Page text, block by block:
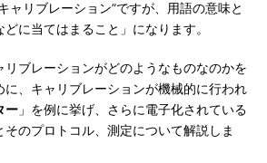
ャリブレーション”ですが、用語の意味と
に当てはまること」になります。
ブレーションがどのようなものなのかを
に、キャリブレーションが機械的に行われ
ー 」を例に挙げ、さらに電子化されている
のプロトコル、測定について解説しま